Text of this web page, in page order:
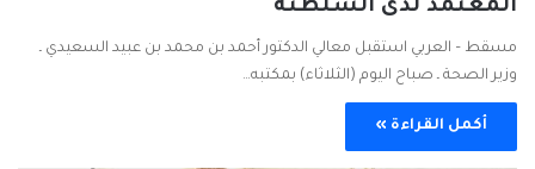
المعتمد لدى السلطنة
مسقط – العربي استقبل معالي الدكتور أحمد بن محمد بن عبيد السعيدي ـ
وزير الصحة ـ صباح اليوم (الثلاثاء) بمكتبه…
أكمل القراءة »